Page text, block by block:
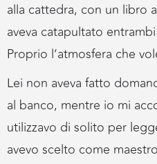
alla cattedra, con un libro
aveva catapultato
Proprio l’atmosfera che
Lei non aveva fatto
al banco, mentre io mi
utilizzavo di solito per
avevo scelto come